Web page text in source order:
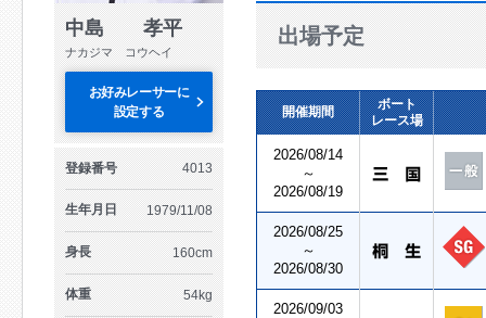
中島 孝平
ナカジマ コウヘイ
お好みレーサーに
設定する
登録番号 4013
生年月日 1979/11/08
身長 160cm
体重 54kg
出場予定
開催期間
ボート
レース場
2026/08/14
～
2026/08/19
2026/08/25
～
2026/08/30
2026/09/03